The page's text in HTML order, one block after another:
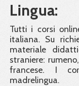
Lingua:
Tutti i corsi
italiana. Su
materiale
straniere:
francese. I
madrelingua.